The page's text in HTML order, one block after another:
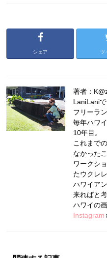
シェア ツ
著者：
LaniLani
フリーラ
毎年ハワ
10年目。
これまで
なかったこ
ワークシ
たウクレ
ハワイア
来ればと
ハワイの
Instagram